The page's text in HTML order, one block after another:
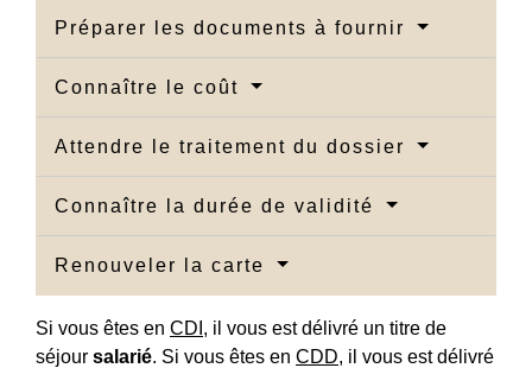
Préparer les documents à fournir
Connaître le coût
Attendre le traitement du dossier
Connaître la durée de validité
Renouveler la carte
Si vous êtes en CDI , il vous est délivré un titre de
séjour salarié. Si vous êtes en CDD, il vous est délivré